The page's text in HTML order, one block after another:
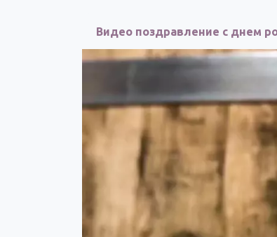
Видео поздравление с днем